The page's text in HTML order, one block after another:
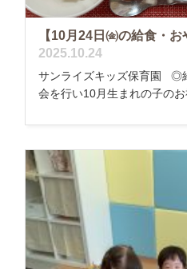
【10月24日㈮の給食・お
2025.10.24
サンライズキッズ保育園 ◎
会を行い10月生まれの子の